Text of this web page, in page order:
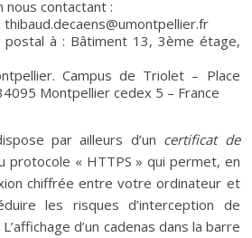
nous contactant :
thibaud.decaens@umontpellier.fr
postal à : Bâtiment 13, 3ème étage,
Campus de Triolet – Place
Montpellier cedex 5 – France
par ailleurs d’un certificat de
protocole « HTTPS » qui permet, en
chiffrée entre votre ordinateur et
les risques d’interception de
d’un cadenas dans la barre